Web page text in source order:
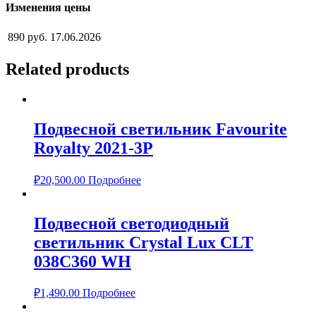
Изменения цены
890 руб. 17.06.2026
Related products
Подвесной светильник Favourite
Royalty 2021-3P
₽20,500.00 Подробнее
Подвесной светодиодный
светильник Crystal Lux CLT
038C360 WH
₽1,490.00 Подробнее